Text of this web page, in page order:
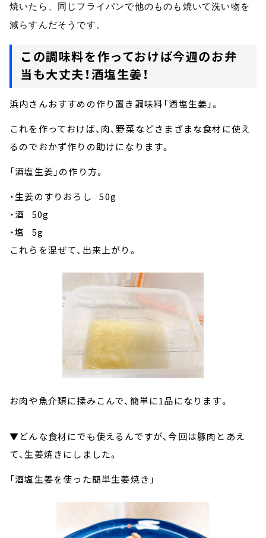
焼いたら、同じフライパンで他のものも焼いて洗い物を
減らすんだそうです。
この調味料を作っておけば今週のお弁
当も大丈夫！酒塩生姜！
浜内さんおすすめの作り置き調味料「酒塩生姜」。
これを作っておけば、肉、野菜などさまざまな食材に使え
るのでおかず作りの助けになります。
「酒塩生姜」の作り方。
・生姜のすりおろし 50g
・酒 50g
・塩 5g
これらを混ぜて、出来上がり。
お肉や魚介類に揉みこんで、簡単に1品になります。
▼どんな食材にでも使えるんですが、今回は豚肉とあえ
て、生姜焼きにしました。
「酒塩生姜を使った簡単生姜焼き」